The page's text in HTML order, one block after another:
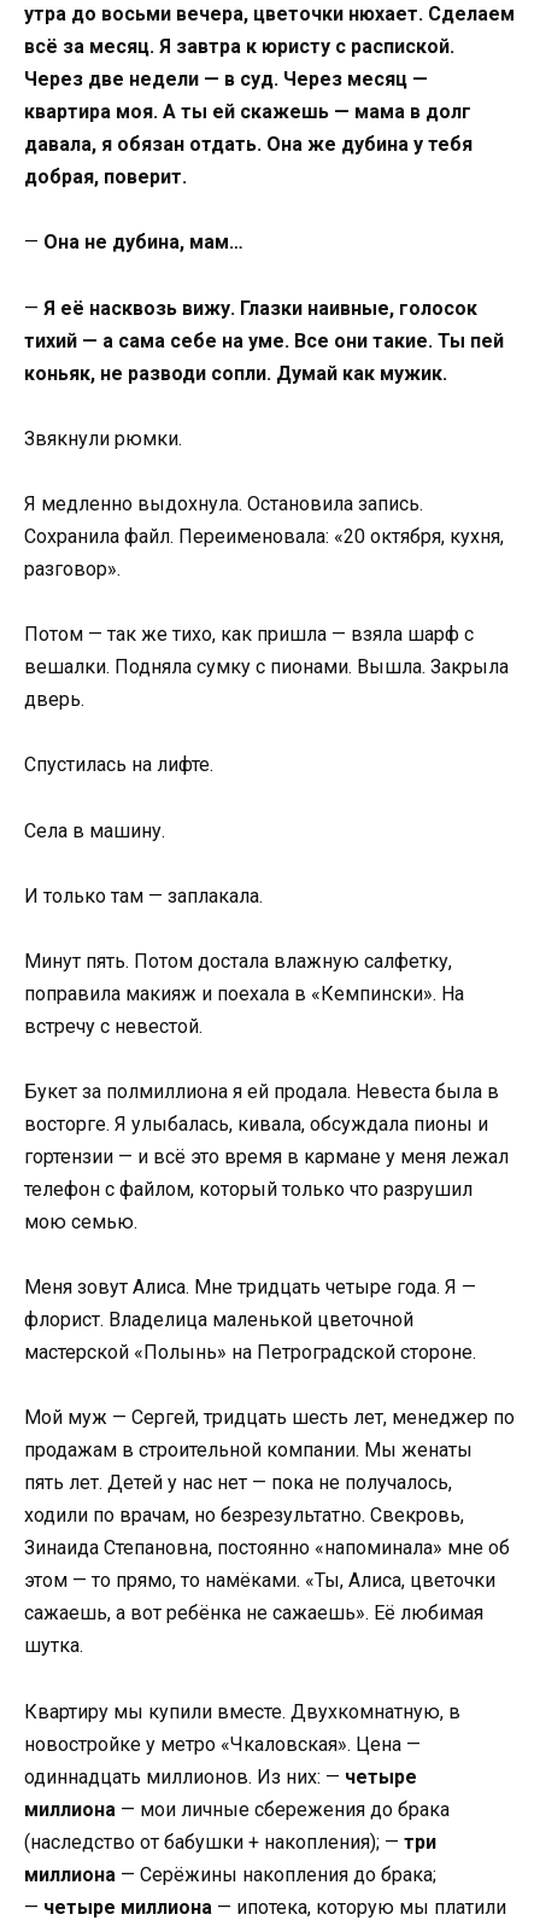
утра до восьми вечера, цветочки нюхает. Сделаем
всё за месяц. Я завтра к юристу с распиской.
Через две недели — в суд. Через месяц —
квартира моя. А ты ей скажешь — мама в долг
давала, я обязан отдать. Она же дубина у тебя
добрая, поверит.
— Она не дубина, мам…
— Я её насквозь вижу. Глазки наивные, голосок
тихий — а сама себе на уме. Все они такие. Ты пей
коньяк, не разводи сопли. Думай как мужик.
Звякнули рюмки.
Я медленно выдохнула. Остановила запись.
Сохранила файл. Переименовала: «20 октября, кухня,
разговор».
Потом — так же тихо, как пришла — взяла шарф с
вешалки. Подняла сумку с пионами. Вышла. Закрыла
дверь.
Спустилась на лифте.
Села в машину.
И только там — заплакала.
Минут пять. Потом достала влажную салфетку,
поправила макияж и поехала в «Кемпински». На
встречу с невестой.
Букет за полмиллиона я ей продала. Невеста была в
восторге. Я улыбалась, кивала, обсуждала пионы и
гортензии — и всё это время в кармане у меня лежал
телефон с файлом, который только что разрушил
мою семью.
Меня зовут Алиса. Мне тридцать четыре года. Я —
флорист. Владелица маленькой цветочной
мастерской «Полынь» на Петроградской стороне.
Мой муж — Сергей, тридцать шесть лет, менеджер по
продажам в строительной компании. Мы женаты
пять лет. Детей у нас нет — пока не получалось,
ходили по врачам, но безрезультатно. Свекровь,
Зинаида Степановна, постоянно «напоминала» мне об
этом — то прямо, то намёками. «Ты, Алиса, цветочки
сажаешь, а вот ребёнка не сажаешь». Её любимая
шутка.
Квартиру мы купили вместе. Двухкомнатную, в
новостройке у метро «Чкаловская». Цена —
одиннадцать миллионов. Из них: — четыре
миллиона — мои личные сбережения до брака
(наследство от бабушки + накопления); — три
миллиона — Серёжины накопления до брака;
— четыре миллиона — ипотека, которую мы платили